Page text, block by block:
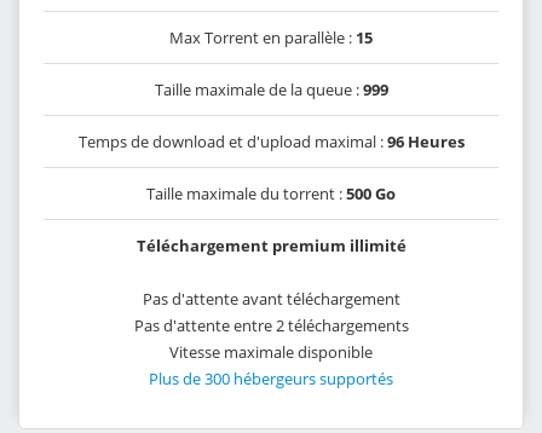
Max Torrent en parallèle : 15
Taille maximale de la queue :999
Temps de download et d'upload maximal :96 Heures
Taille maximale du torrent :500 Go
Téléchargement premium illimité
Pas d'attente avant téléchargement
Pas d'attente entre 2 téléchargements
Vitesse maximale disponible
Plus de 300 hébergeurs supportés